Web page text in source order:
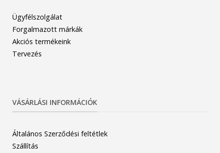
Ügyfélszolgálat
Forgalmazott márkák
Akciós termékeink
Tervezés
VÁSÁRLÁSI INFORMÁCIÓK
Általános Szerződési feltétlek
Szállítás